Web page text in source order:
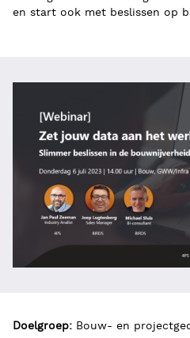
en start ook met beslissen op
Doelgroep: Bouw- en